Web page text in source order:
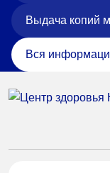
Выдача копий
Вся